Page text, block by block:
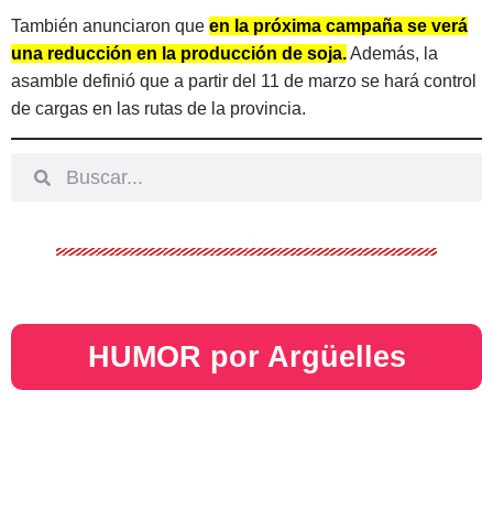
También anunciaron que en la próxima campaña se verá
una reducción en la producción de soja.Además, la
asamble definió que a partir del 11 de marzo se hará control
de cargas en las rutas de la provincia.
HUMOR por Argüelles​